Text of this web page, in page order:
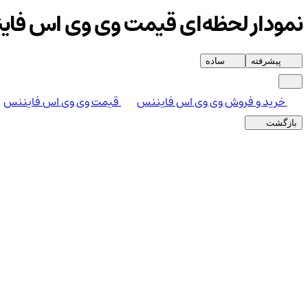
نمودار لحظه‌ای قیمت وی وی اس
پیشرفته ساده
خرید و فروش وی وی اس فایننس قیمت وی وی اس فایننس
بازگشت